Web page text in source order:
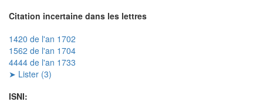
Citation incertaine dans les lettres
1420 de l'an 1702
1562 de l'an 1704
4444 de l'an 1733
➤ Lister (3)
ISNI: